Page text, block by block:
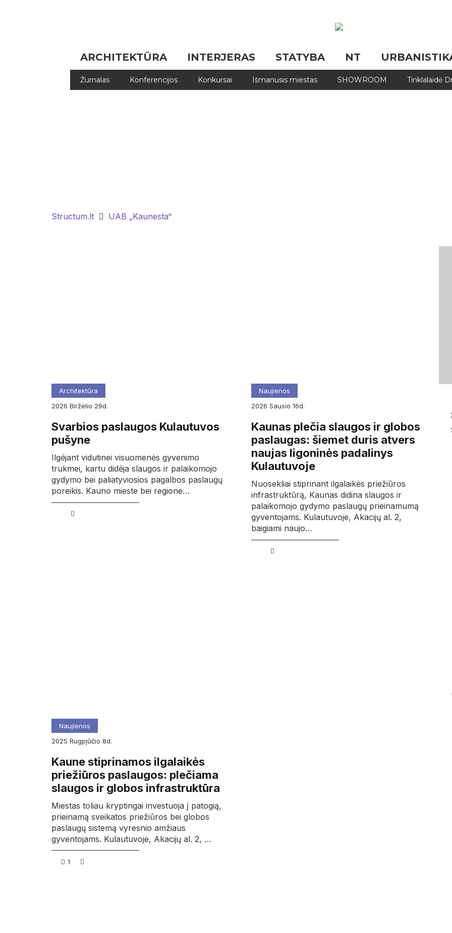
ARCHITEKTŪRA INTERJERAS STATYBA NT
Žurnalas Konferencijos Konkursai Išmanusis miestas SHOWROOM Tinklalaidė
Structum.lt UAB „Kaunesta“
Architektūra
2026
birželio 29d.
Svarbios paslaugos Kulautuvos
pušyne
Ilgėjant vidutinei visuomenės gyvenimo
trukmei, kartu didėja slaugos ir palaikomojo
gydymo bei paliatyviosios pagalbos paslaugų
poreikis. Kauno mieste bei regione…
Naujienos
2026
sausio 16d.
Kaunas plečia slaugos ir globos
paslaugas: šiemet duris atvers
naujas ligoninės padalinys
Kulautuvoje
Nuosekliai stiprinant ilgalaikės priežiūros
infrastruktūrą, Kaunas didina slaugos ir
palaikomojo gydymo paslaugų prieinamumą
gyventojams. Kulautuvoje, Akacijų al. 2,
baigiami naujo…
Naujienos
2025
rugpjūčio 8d.
Kaune stiprinamos ilgalaikės
priežiūros paslaugos: plečiama
slaugos ir globos infrastruktūra
Miestas toliau kryptingai investuoja į patogią,
prieinamą sveikatos priežiūros bei globos
paslaugų sistemą vyresnio amžiaus
gyventojams. Kulautuvoje, Akacijų al. 2, …
1